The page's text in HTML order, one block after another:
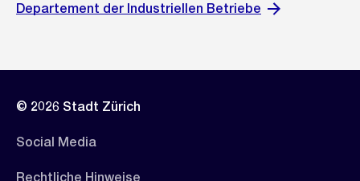
Departement der Industriellen Betriebe
© 2026 Stadt Zürich
Social Media
Rechtliche Hinweise